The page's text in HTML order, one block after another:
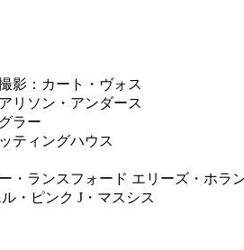
影：カート・ヴォス
リソン・アンダース
ラー
ティングハウス
・ランスフォード エリーズ・ホラ
・ピンク J・マスシス